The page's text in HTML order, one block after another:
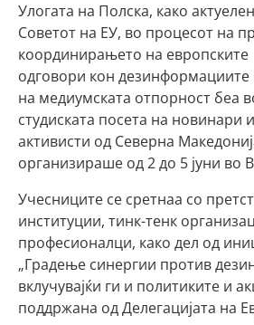
Улогата на Полска, како
Советот на ЕУ, во процесот на
координирањето на европските
одговори кон дезинформациите
на медиумската отпорност беа
студиската посета на новинари
активисти од Северна
организираше од 2 до 5 јуни во
Учесниците се сретнаа со
институции, тинк-тенк
професионалци, како дел од
„Градење синергии против
вклучувајќи ги и политиките и
поддржана од Делегацијата на